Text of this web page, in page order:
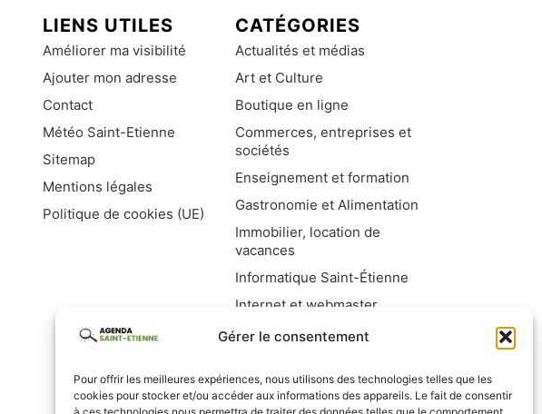
Gérer le consentement
Pour offrir les meilleures expériences, nous utilisons des technologies telles que les
cookies pour stocker et/ou accéder aux informations des appareils. Le fait de consentir
LIENS UTILES
Améliorer ma visibilité
Ajouter mon adresse
Contact
Météo Saint-Etienne
Sitemap
Mentions légales
Politique de cookies (UE)
CATÉGORIES
Actualités et médias
Art et Culture
Boutique en ligne
Commerces, entreprises et
sociétés
Enseignement et formation
Gastronomie et Alimentation
Immobilier, location de
vacances
Informatique Saint-Étienne
Internet et webmaster
Maison et jardin
Services